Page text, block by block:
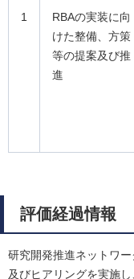
1
RBAの実装に向
けた整備、方策
等の提案及び推
進
評価経過情報
研究開発推進ネットワ
及びヒアリングを実施